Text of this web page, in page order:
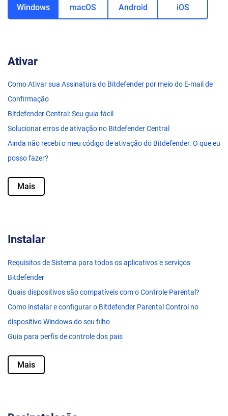
Windows macOS Android iOS
Ativar
Como Ativar sua Assinatura do Bitdefender por meio do E-mail de
Confirmação
Bitdefender Central: Seu guia fácil
Solucionar erros de ativação no Bitdefender Central
Ainda não recebi o meu código de ativação do Bitdefender. O que eu
posso fazer?
Mais
Instalar
Requisitos de Sistema para todos os aplicativos e serviços
Bitdefender
Quais dispositivos são compatíveis com o Controle Parental?
Como instalar e configurar o Bitdefender Parental Control no
dispositivo Windows do seu filho
Guia para perfis de controle dos pais
Mais